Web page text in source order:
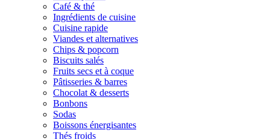
Café & thé
Ingrédients de cuisine
Cuisine rapide
Viandes et alternatives
Chips & popcorn
Biscuits salés
Fruits secs et à coque
Pâtisseries & barres
Chocolat & desserts
Bonbons
Sodas
Boissons énergisantes
Thés froids